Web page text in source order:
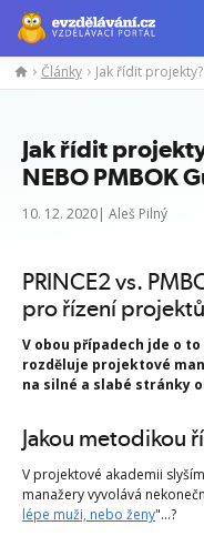
Články
Jak řídit
NEBO PMBOK
10. 12. 2020| Aleš Pilný
PRINCE2 vs.
pro řízení
V obou případech jde o
rozděluje projektové
na silné a slabé stránky
Jakou metodikou
V projektové akademii
manažery vyvolává
lépe muži, nebo ženy"...?